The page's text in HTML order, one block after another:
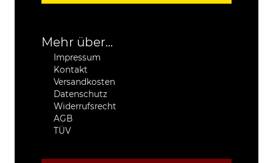
Mehr über...
Impressum
Kontakt
Versandkosten
Datenschutz
Widerrufsrecht
AGB
TÜV